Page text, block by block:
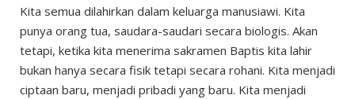
Kita semua dilahirkan dalam keluarga manusiawi. Kita
punya orang tua, saudara-saudari secara biologis. Akan
tetapi, ketika kita menerima sakramen Baptis kita lahir
bukan hanya secara fisik tetapi secara rohani. Kita menjadi
ciptaan baru, menjadi pribadi yang baru. Kita menjadi